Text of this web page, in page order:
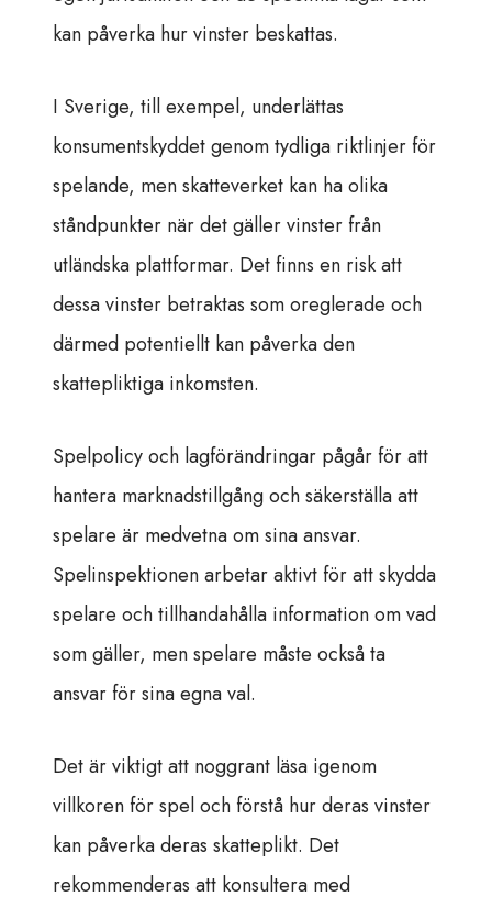
kan påverka hur vinster beskattas.
I Sverige, till exempel, underlättas
konsumentskyddet genom tydliga riktlinjer för
spelande, men skatteverket kan ha olika
ståndpunkter när det gäller vinster från
utländska plattformar. Det finns en risk att
dessa vinster betraktas som oreglerade och
därmed potentiellt kan påverka den
skattepliktiga inkomsten.
Spelpolicy och lagförändringar pågår för att
hantera marknadstillgång och säkerställa att
spelare är medvetna om sina ansvar.
Spelinspektionen arbetar aktivt för att skydda
spelare och tillhandahålla information om vad
som gäller, men spelare måste också ta
ansvar för sina egna val.
Det är viktigt att noggrant läsa igenom
villkoren för spel och förstå hur deras vinster
kan påverka deras skatteplikt. Det
rekommenderas att konsultera med